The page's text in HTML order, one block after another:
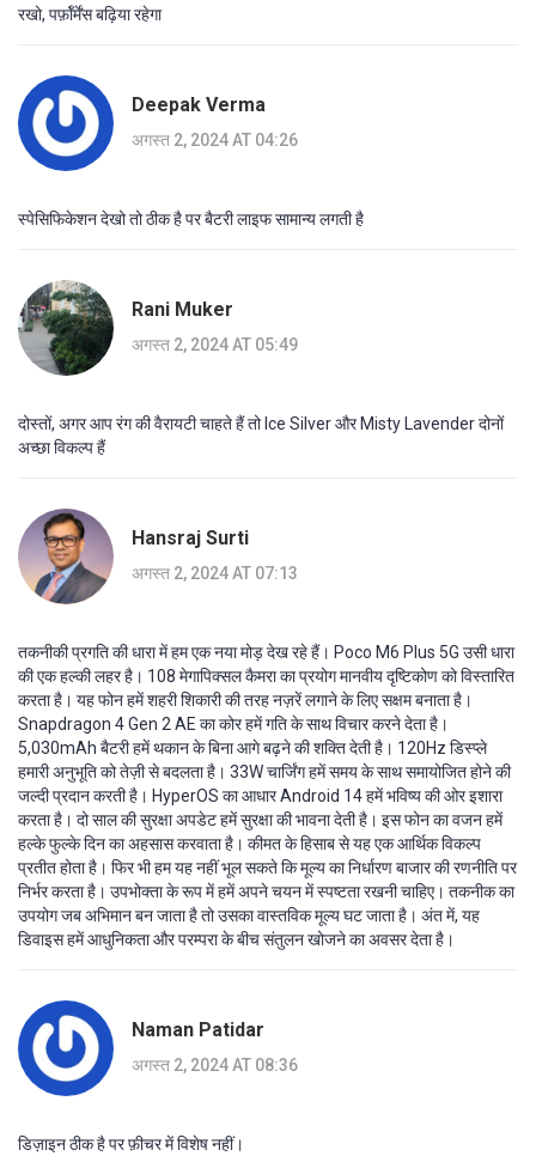
रखो, पर्फ़ॉर्मेंस बढ़िया रहेगा
Deepak Verma
अगस्त 2, 2024 AT 04:26
स्पेसिफिकेशन देखो तो ठीक है पर बैटरी लाइफ सामान्य लगती है
Rani Muker
अगस्त 2, 2024 AT 05:49
दोस्तों, अगर आप रंग की वैरायटी चाहते हैं तो Ice Silver और Misty Lavender दोनों
अच्छा विकल्प हैं
Hansraj Surti
अगस्त 2, 2024 AT 07:13
तकनीकी प्रगति की धारा में हम एक नया मोड़ देख रहे हैं। Poco M6 Plus 5G उसी धारा
की एक हल्की लहर है। 108 मेगापिक्सल कैमरा का प्रयोग मानवीय दृष्टिकोण को विस्तारित
करता है। यह फोन हमें शहरी शिकारी की तरह नज़रें लगाने के लिए सक्षम बनाता है।
Snapdragon 4 Gen 2 AE का कोर हमें गति के साथ विचार करने देता है।
5,030mAh बैटरी हमें थकान के बिना आगे बढ़ने की शक्ति देती है। 120Hz डिस्प्ले
हमारी अनुभूति को तेज़ी से बदलता है। 33W चार्जिंग हमें समय के साथ समायोजित होने की
जल्दी प्रदान करती है। HyperOS का आधार Android 14 हमें भविष्य की ओर इशारा
करता है। दो साल की सुरक्षा अपडेट हमें सुरक्षा की भावना देती है। इस फोन का वजन हमें
हल्के फुल्के दिन का अहसास करवाता है। कीमत के हिसाब से यह एक आर्थिक विकल्प
प्रतीत होता है। फिर भी हम यह नहीं भूल सकते कि मूल्य का निर्धारण बाजार की रणनीति पर
निर्भर करता है। उपभोक्ता के रूप में हमें अपने चयन में स्पष्टता रखनी चाहिए। तकनीक का
उपयोग जब अभिमान बन जाता है तो उसका वास्तविक मूल्य घट जाता है। अंत में, यह
डिवाइस हमें आधुनिकता और परम्परा के बीच संतुलन खोजने का अवसर देता है।
Naman Patidar
अगस्त 2, 2024 AT 08:36
डिज़ाइन ठीक है पर फ़ीचर में विशेष नहीं।